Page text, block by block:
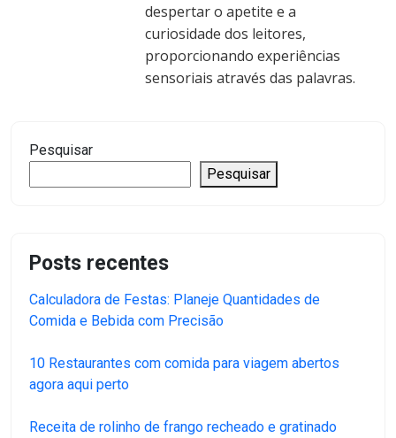
despertar o apetite e a
curiosidade dos leitores,
proporcionando experiências
sensoriais através das palavras.
Pesquisar
Pesquisar
Posts recentes
Calculadora de Festas: Planeje Quantidades de
Comida e Bebida com Precisão
10 Restaurantes com comida para viagem abertos
agora aqui perto
Receita de rolinho de frango recheado e gratinado